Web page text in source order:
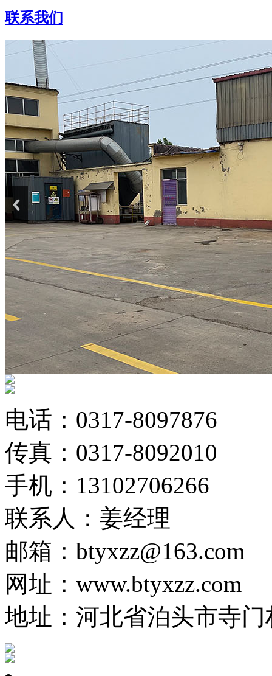
联系我们
电话：0317-8097876
传真：0317-8092010
手机：13102706266
联系人：姜经理
邮箱：btyxzz@163.com
网址：www.btyxzz.com
地址：河北省泊头市寺门